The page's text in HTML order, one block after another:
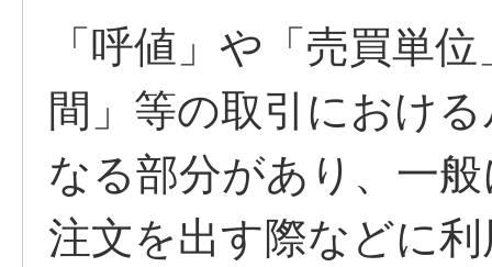
「呼値」や「売買単
間」等の取引におけ
なる部分があり、一
注文を出す際などに